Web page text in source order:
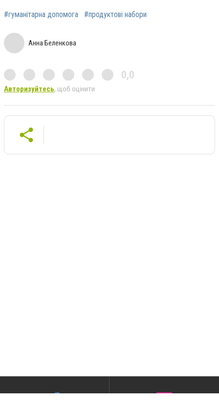
#гуманітарна допомога #продуктові набори
Анна Беленкова
0,0
Авторизуйтесь, щоб оцінити